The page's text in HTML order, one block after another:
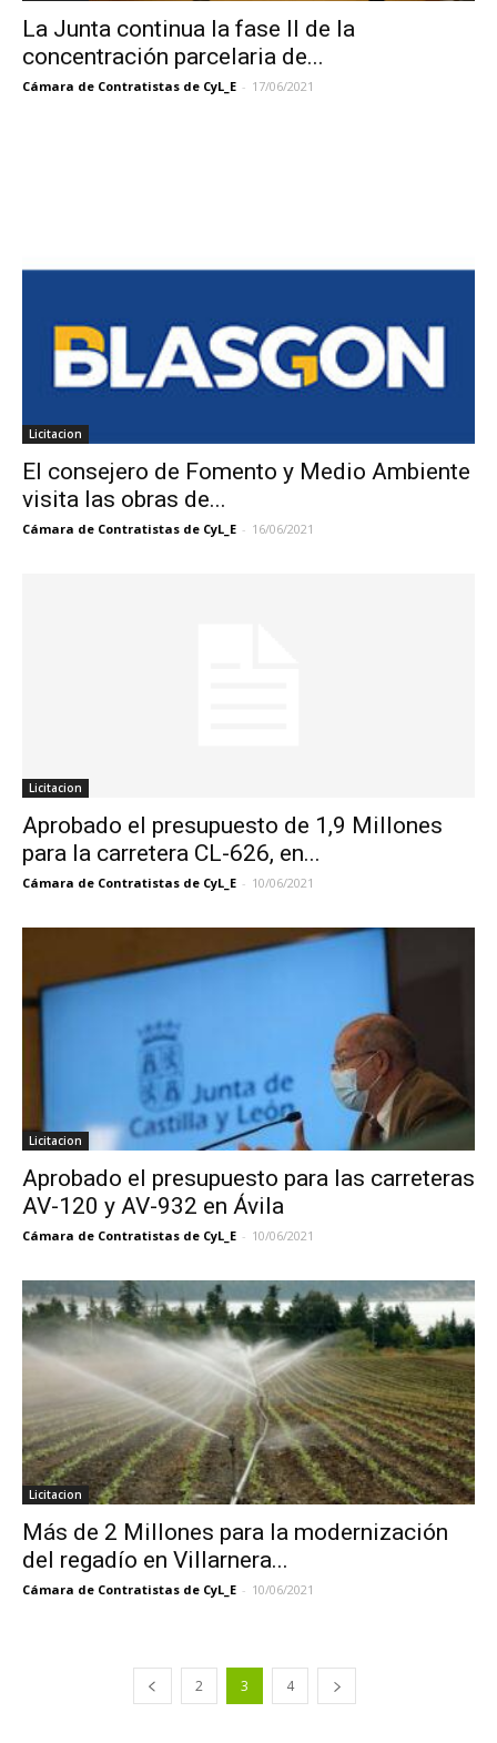
La Junta continua la fase II de la
concentración parcelaria de...
Cámara de Contratistas de CyL_E - 17/06/2021
Licitacion
El consejero de Fomento y Medio Ambiente
visita las obras de...
Cámara de Contratistas de CyL_E - 16/06/2021
Licitacion
Aprobado el presupuesto de 1,9 Millones
para la carretera CL-626, en...
Cámara de Contratistas de CyL_E - 10/06/2021
Licitacion
Aprobado el presupuesto para las carreteras
AV-120 y AV-932 en Ávila
Cámara de Contratistas de CyL_E - 10/06/2021
Licitacion
Más de 2 Millones para la modernización
del regadío en Villarnera...
Cámara de Contratistas de CyL_E - 10/06/2021
2 3 4